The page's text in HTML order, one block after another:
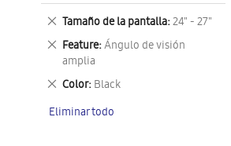
Tamaño de la pantalla 24" - 27"
Eliminar
este
artículo
Feature Ángulo de visión
amplia
Eliminar
este
artículo
Color Black
Eliminar
artículo
Eliminar todo